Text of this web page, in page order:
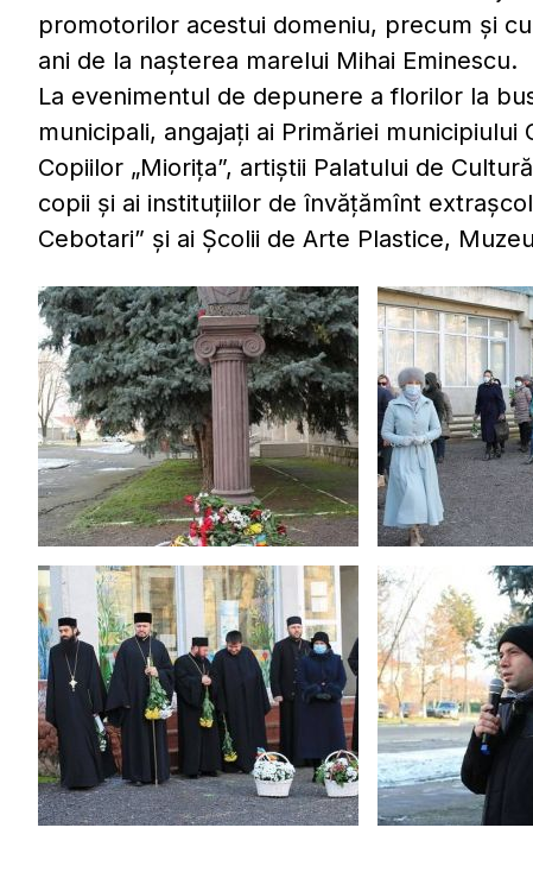
promotorilor acestui domeniu, precum și
ani de la nașterea marelui Mihai Eminescu.
La evenimentul de depunere a florilor la
municipali, angajați ai Primăriei
Copiilor „Miorița”, artiștii Palatului de
copii și ai instituțiilor de învățămînt
Cebotari” și ai Școlii de Arte Plastice,